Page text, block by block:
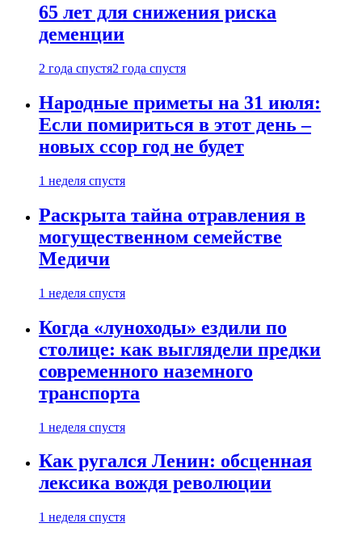
65 лет для снижения риска
деменции
2 года спустя2 года спустя
Народные приметы на 31 июля:
Если помириться в этот день –
новых ссор год не будет
1 неделя спустя
Раскрыта тайна отравления в
могущественном семействе
Медичи
1 неделя спустя
Когда «луноходы» ездили по
столице: как выглядели предки
современного наземного
транспорта
1 неделя спустя
Как ругался Ленин: обсценная
лексика вождя революции
1 неделя спустя